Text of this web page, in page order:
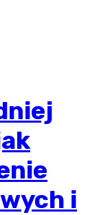
i